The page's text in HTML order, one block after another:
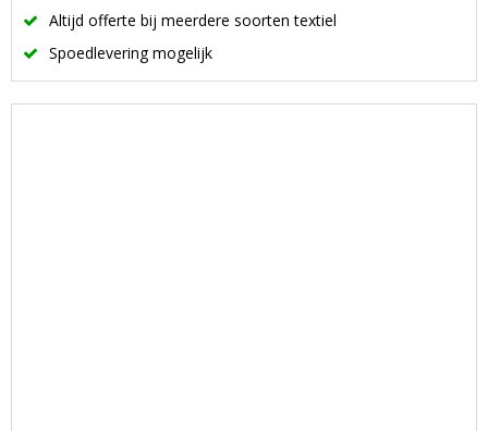
Altijd offerte bij meerdere soorten textiel
Spoedlevering mogelijk